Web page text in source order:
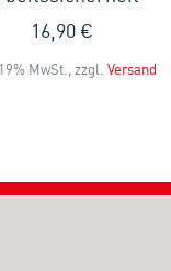
16,90 €
MwSt., zzgl. Versand